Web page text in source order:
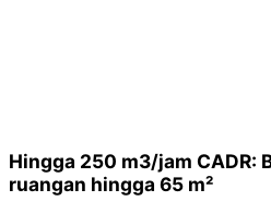
Hingga 250 m3/jam CADR:
ruangan hingga 65 m²